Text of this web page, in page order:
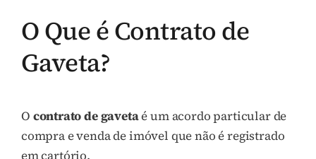
O Que é Contrato de
Gaveta?
O contrato de gavetaé um acordo particular de
compra e venda de imóvel que não é registrado
em cartório.